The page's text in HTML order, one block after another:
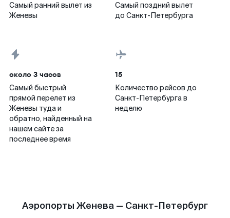
Самый ранний вылет из
Женевы
Самый поздний вылет
до Санкт-Петербурга
около 3 часов
Самый быстрый
прямой перелет из
Женевы туда и
обратно, найденный на
нашем сайте за
последнее время
15
Количество рейсов до
Санкт-Петербурга в
неделю
Аэропорты Женева — Санкт-Петербург